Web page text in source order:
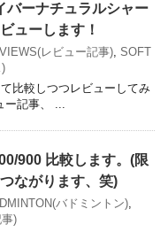
バーナチュラルシャー
ューします！
レビュー記事), SOFT
比較しつつレビューしてみ
ー記事、 ...
900 比較します。(限
ながります、笑)
バドミントン),
)